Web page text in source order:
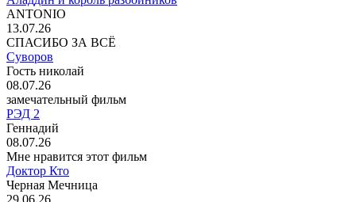
ANTONIO
13.07.26
СПАСИБО ЗА ВСЁ
Суворов
Гость николай
08.07.26
замечательный фильм
РЭД 2
Геннадий
08.07.26
Мне нравится этот фильм
Доктор Кто
Черная Мечница
29.06.26